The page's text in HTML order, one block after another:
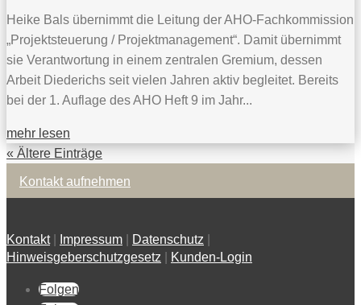
Heike Bals übernimmt die Leitung der AHO-Fachkommission
„Projektsteuerung / Projektmanagement“. Damit übernimmt
sie Verantwortung in einem zentralen Gremium, dessen
Arbeit Diederichs seit vielen Jahren aktiv begleitet. Bereits
bei der 1. Auflage des AHO Heft 9 im Jahr...
mehr lesen
« Ältere Einträge
Kontakt aufnehmen
Kontakt| Impressum Datenschutz
Hinweisgeberschutzgesetz
Kunden-Login
Folgen